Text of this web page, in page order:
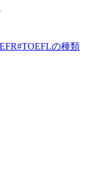
#TOEFLの種類